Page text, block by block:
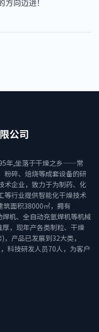
向迈进！
公司
年,坐落于干燥之乡——常
粉碎、焙烧等成套设备的研
术企业，致力于为制药、化
等行业提供智能化干燥技术
筑面积38000㎡，拥有
机、全自动充氩焊机等机械
，现年产各类制粒、干燥
产品已发展到32大类，
科技研发人员70人，为客户